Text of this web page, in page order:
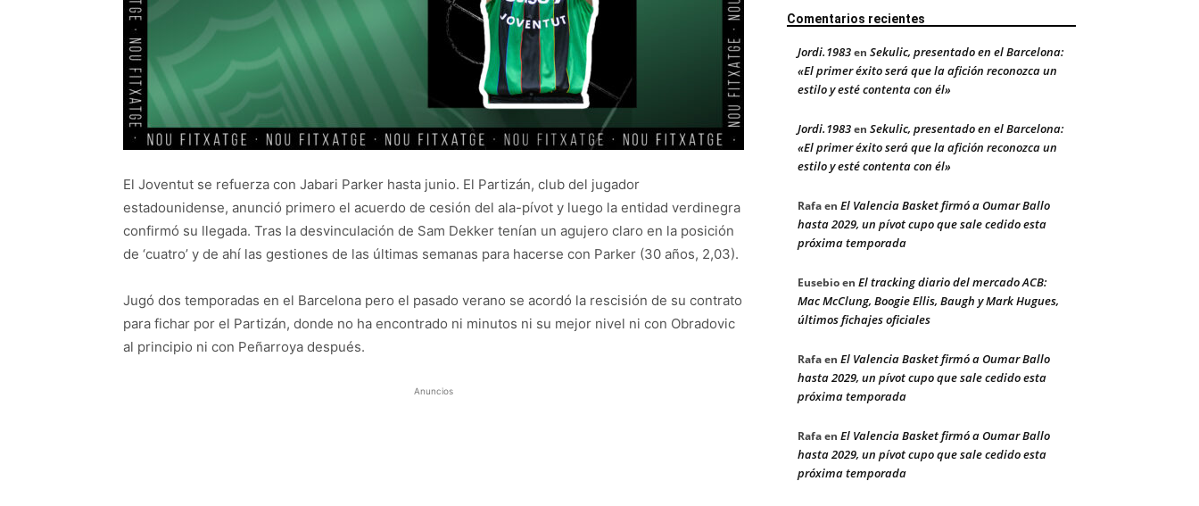
El Joventut se refuerza con Jabari Parker hasta junio. El Partizán, club del jugador
estadounidense, anunció primero el acuerdo de cesión del ala-pívot y luego la entidad verdinegra
confirmó su llegada. Tras la desvinculación de Sam Dekker tenían un agujero claro en la posición
de ‘cuatro’ y de ahí las gestiones de las últimas semanas para hacerse con Parker (30 años, 2,03).
Jugó dos temporadas en el Barcelona pero el pasado verano se acordó la rescisión de su contrato
para fichar por el Partizán, donde no ha encontrado ni minutos ni su mejor nivel ni con Obradovic
al principio ni con Peñarroya después.
Anuncios
Comentarios recientes
Jordi.1983en Sekulic, presentado en el Barcelona:
«El primer éxito será que la afición reconozca un
estilo y esté contenta con él»
Jordi.1983en Sekulic, presentado en el Barcelona:
«El primer éxito será que la afición reconozca un
estilo y esté contenta con él»
Rafaen El Valencia Basket firmó a Oumar Ballo
hasta 2029, un pívot cupo que sale cedido esta
próxima temporada
Eusebioen El tracking diario del mercado ACB:
Mac McClung, Boogie Ellis, Baugh y Mark Hugues,
últimos fichajes oficiales
Rafaen El Valencia Basket firmó a Oumar Ballo
hasta 2029, un pívot cupo que sale cedido esta
próxima temporada
Rafaen El Valencia Basket firmó a Oumar Ballo
hasta 2029, un pívot cupo que sale cedido esta
próxima temporada